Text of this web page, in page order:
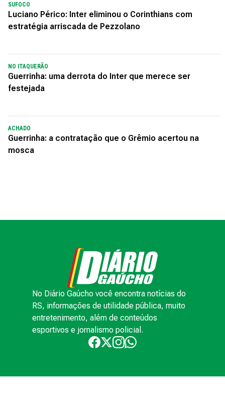
SUFOCO
Luciano Périco: Inter eliminou o Corinthians com
estratégia arriscada de Pezzolano
NO ITAQUERÃO
Guerrinha: uma derrota do Inter que merece ser
festejada
ACHADO
Guerrinha: a contratação que o Grêmio acertou na
mosca
No Diário Gaúcho você encontra notícias do
RS, informações de utilidade pública, muito
entretenimento, além de conteúdos
esportivos e jornalismo policial.